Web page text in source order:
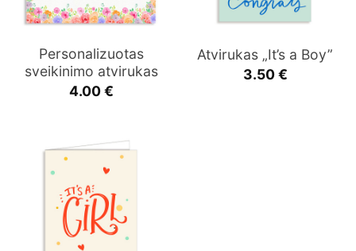
Personalizuotas
sveikinimo atvirukas
4.00€
Atvirukas „It’s a Boy”
3.50€